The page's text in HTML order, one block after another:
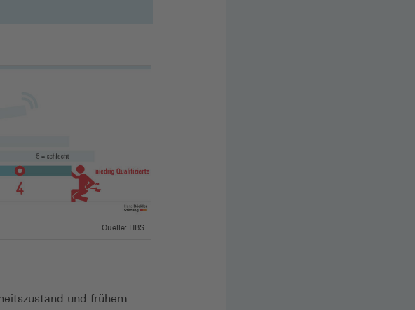
Quelle: HBS
und frühem